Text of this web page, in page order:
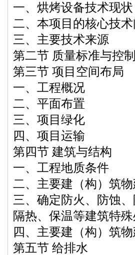
一、烘烤设备技术现状
二、本项目的核心技
三、主要技术来源
第二节 质量标准与控制
第三节 项目空间布局
一、工程概况
二、平面布置
三、项目绿化
四、项目运输
第四节 建筑与结构
一、工程地质条件
二、主要建（构）筑
三、确定防火、防蚀
隔热、保温等建筑特
四、主要建（构）筑
第五节 给排水